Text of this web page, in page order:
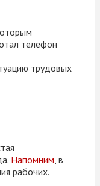
телефон
трудовых
Напомним в
рабочих.